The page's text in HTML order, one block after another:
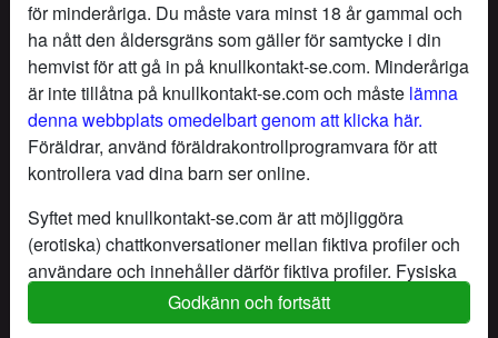
för minderåriga. Du måste vara minst 18 år gammal och
ha nått den åldersgräns som gäller för samtycke i din
hemvist för att gå in på knullkontakt-se.com. Minderåriga
är inte tillåtna på knullkontakt-se.com och måste lämna
denna webbplats omedelbart genom att klicka här.
Föräldrar, använd föräldrakontrollprogramvara för att
kontrollera vad dina barn ser online.
Syftet med knullkontakt-se.com är att möjliggöra
(erotiska) chattkonversationer mellan fiktiva profiler och
användare och innehåller därför fiktiva profiler. Fysiska
möten är inte möjliga med dessa fiktiva profiler. Riktiga
användare finns också på webbplatsen. För att skilja
Godkänn och fortsätt
Lägg till chat